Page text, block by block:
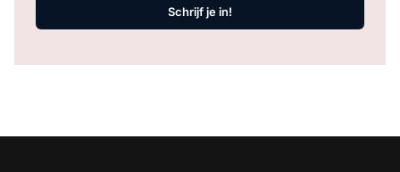
Schrijf je in!